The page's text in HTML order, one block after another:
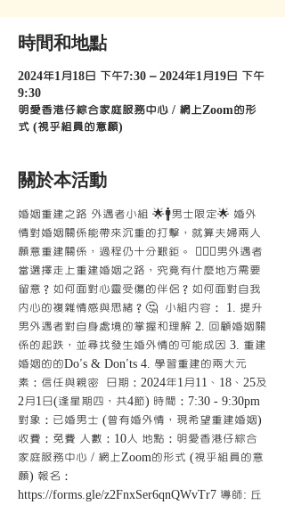
時間和地點
2024年1月18日 下午7:30 – 2024年1月19日 下午
9:30
明愛香港仔綜合家庭服務中心 / 網上Zoom的形
式 (視乎組員的意願)
關於本活動
婚姻重建之路 外遇者小組 🌟🚹男士限定🌟 婚外
情對婚姻關係能帶來沉重的打擊，就算夫婦兩人
願意重建關係，過程仍十分艱鉅。 🤷🏻‍♂️男外遇者
當選擇走上重建婚姻之路，究竟有什麼地方需要
留意？如何面對心靈受傷的伴侶？如何面對自我
內心的複雜情感與思緒？🤔  小組內容： 1. 提升
男外遇者對自身處境的掌握和理解 2. 回顧婚姻關
係的起跌，並尋找發生婚外情的可能成因 3. 重建
婚姻的的Do’s & Don’ts 4. 學習重建的兩大元
素：信任與親密  日期：2024年1月11、18、25及
2月1日(逢星期四，共4節) 時間：7:30 - 9:30pm
對象：已婚男士 (曾有婚外情，現希望重建婚姻)
收費：免費 人數：10人 地點：明愛香港仔綜合
家庭服務中心 / 網上Zoom的形式 (視乎組員的意
願) 報名：
https://forms.gle/z2FnxSer6qnQWvTr7 導師: 丘